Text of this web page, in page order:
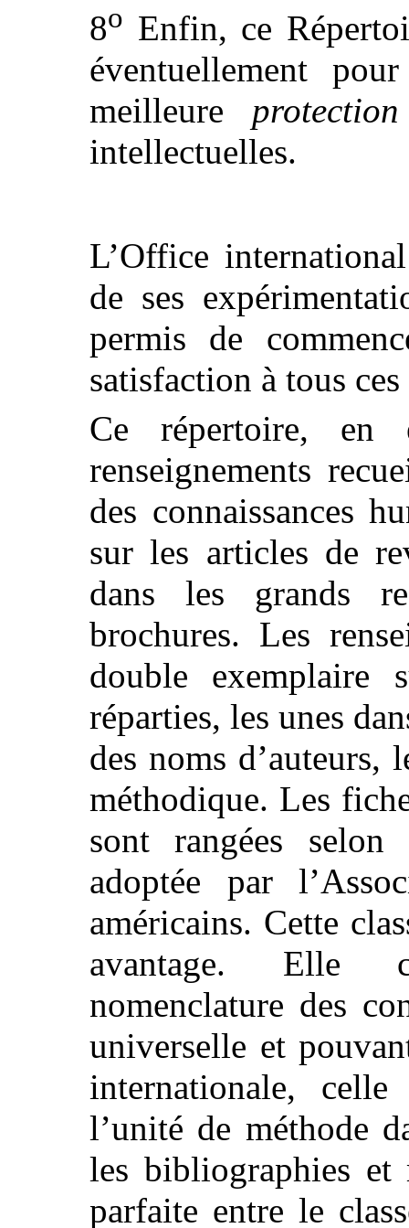
8o Enfin, ce
éventuellement
meilleure
intellectuelles.
L’Office
de ses
permis de
satisfaction à tous
Ce répertoire, en
renseignements
des connaissances
sur les articles de
dans les grands
brochures. Les
double exemplaire
réparties, les unes
des noms d’auteurs,
méthodique. Les
sont rangées
adoptée par
américains. Cette
avantage. Elle
nomenclature des
universelle et
internationale,
l’unité de méthode
les bibliographies et
parfaite entre le